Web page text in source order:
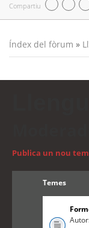
Compartiu
Índex del fòrum »
Publica un nou
Temes